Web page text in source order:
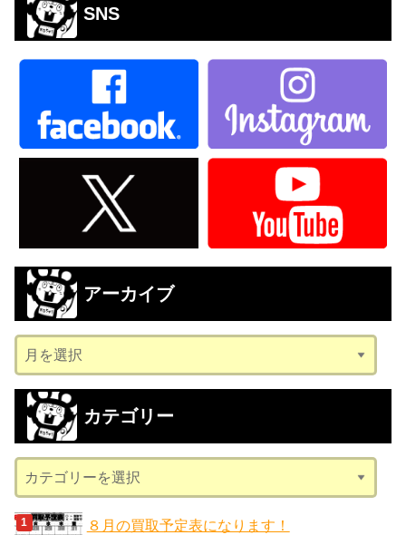
SNS
アーカイブ
ー
カ
ブ
カテゴリー
テ
ゴ
８月の買取予定表になります！